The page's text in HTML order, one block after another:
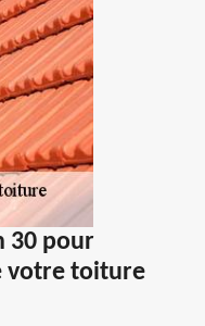
30 pour
votre toiture